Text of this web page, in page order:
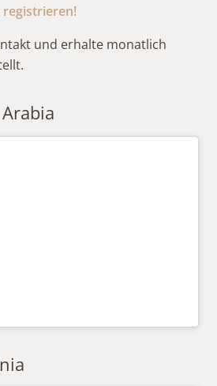
und erhalte monatlich